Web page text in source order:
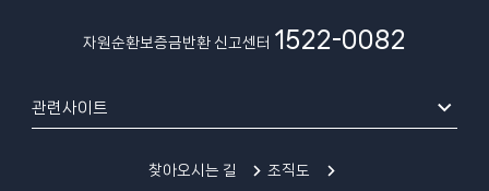
자원순환보증금반환 신고센터 1522-0082
관련사이트
찾아오시는 길 조직도